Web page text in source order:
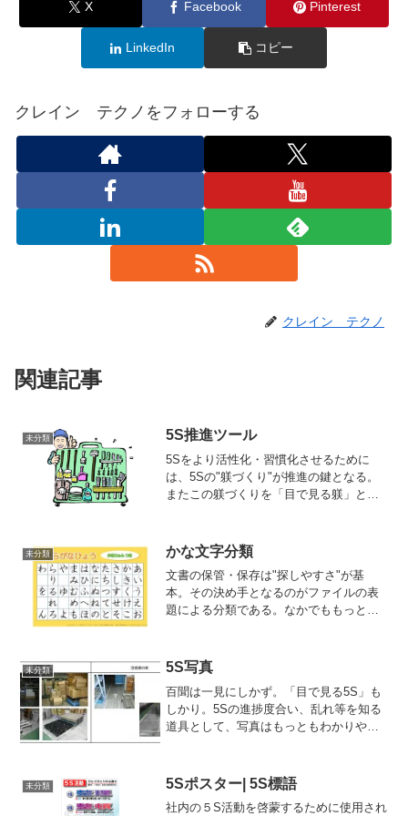
X Facebook Pinterest
LinkedIn コピー
クレイン テクノをフォローする
クレイン テクノ
関連記事
未分類 5S推進ツール
5Sをより活性化・習慣化させるために
は、5Sの"躾づくり"が推進の鍵となる。
またこの躾づくりを「目で見る躾」とし
れる。●5S標語●5Sバッジ・5Sリボン
●5Sマップ●...
未分類 かな文字分類
文書の保管・保存は"探しやすさ"が基
本。その決め手となるのがファイルの表
題による分類である。なかでももっとも
ナ...の行別にし、それをアイウエオ...に
音別、さらに細...
未分類 5S写真
百聞は一見にしかず。「目で見る5S」も
しかり。5Sの進捗度合い、乱れ等を知る
道具として、写真はもっともわかりやす
欠かせない。撮影した５Ｓの写真は下記
のように５Ｓ活動の...
未分類 5Sポスター| 5S標語
社内の５S活動を啓蒙するために使用され